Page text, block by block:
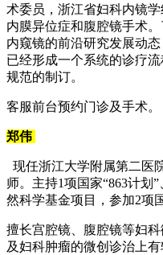
术委员，浙江省妇科内镜
内膜异位症和腹腔镜手术
内窥镜的前沿研究发展动
已经形成一个系统的诊疗
规范的制订。
客服前台预约门诊及手术。
郑伟
现任浙江大学附属第二医
师。主持1项国家“863计划
然科学基金项目，参加2项
擅长宫腔镜、腹腔镜等妇
及妇科肿瘤的微创诊治上